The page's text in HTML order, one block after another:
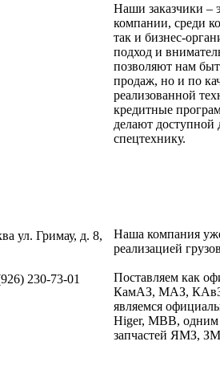
Наши заказчики –
компании, среди
так и бизнес-
подход и
позволяют нам
продаж, но и по
реализованной
кредитные
делают
спецтехнику.
ул. Гримау, д. 8,
230-73-01
Наша компания
реализацией
Поставляем как
КамАЗ, МАЗ,
являемся
Higer, MBB, одним
запчастей ЯМЗ,